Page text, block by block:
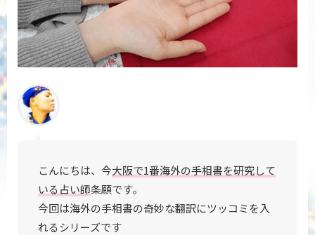
こんにちは、今大阪で1番海外の手相書を研究して
いる占い師条願です。
今回は海外の手相書の奇妙な翻訳にツッコミを入
れるシリーズです